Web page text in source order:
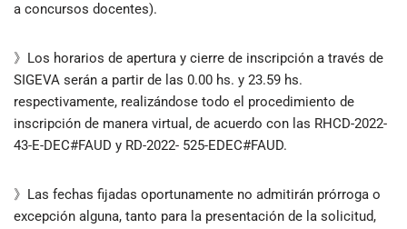
a concursos docentes).
》Los horarios de apertura y cierre de inscripción a través de
SIGEVA serán a partir de las 0.00 hs. y 23.59 hs.
respectivamente, realizándose todo el procedimiento de
inscripción de manera virtual, de acuerdo con las RHCD-2022-
43-E-DEC#FAUD y RD-2022- 525-EDEC#FAUD.
》Las fechas fijadas oportunamente no admitirán prórroga o
excepción alguna, tanto para la presentación de la solicitud,